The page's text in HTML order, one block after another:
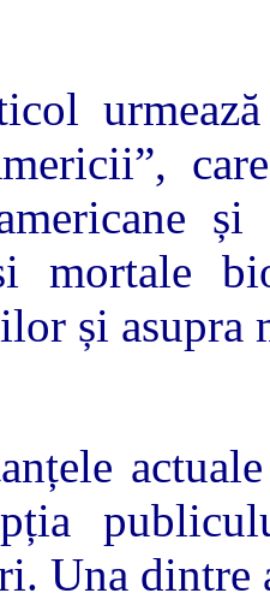
mortale
și
Una dintre